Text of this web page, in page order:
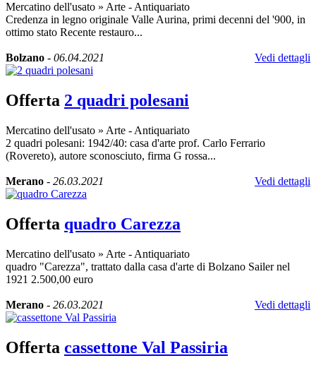
Mercatino dell'usato » Arte - Antiquariato
Credenza in legno originale Valle Aurina, primi decenni del '900, in
ottimo stato Recente restauro...
Bolzano - 06.04.2021 Vedi dettagli
Offerta 2 quadri polesani
Mercatino dell'usato » Arte - Antiquariato
2 quadri polesani: 1942/40: casa d'arte prof. Carlo Ferrario
(Rovereto), autore sconosciuto, firma G rossa...
Merano - 26.03.2021 Vedi dettagli
Offerta quadro Carezza
Mercatino dell'usato » Arte - Antiquariato
quadro "Carezza", trattato dalla casa d'arte di Bolzano Sailer nel
1921 2.500,00 euro
Merano - 26.03.2021 Vedi dettagli
Offerta cassettone Val Passiria